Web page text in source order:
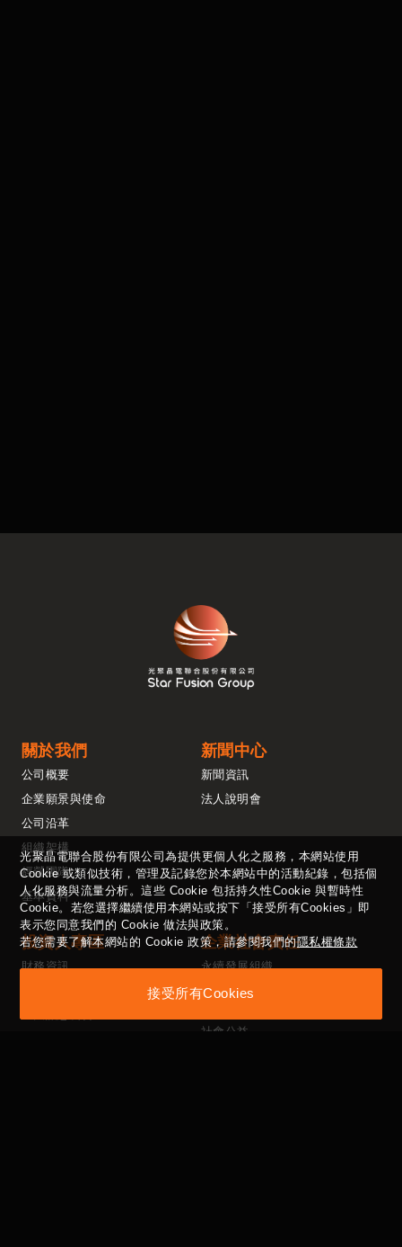
光聚晶電聯合股份有限公司為提供更個人化之服務，本網站使用
Cookie 或類似技術，管理及記錄您於本網站中的活動紀錄，包括個
人化服務與流量分析。這些 Cookie 包括持久性Cookie 與暫時性
Cookie。若您選擇繼續使用本網站或按下「接受所有Cookies」即
表示您同意我們的 Cookie 做法與政策。
若您需要了解本網站的 Cookie 政策，請參閱我們的隱私權條款
接受所有Cookies
關於我們
公司概要
企業願景與使命
公司沿革
組織架構
經營團隊
基本資料
新聞中心
新聞資訊
法人說明會
投資人專區
財務資訊
企業社會責任
永續發展組織
員工福利、保護措施、
社會公益